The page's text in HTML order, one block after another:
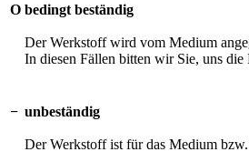
O bedingt beständig
Der Werkstoff wird vom Medium
In diesen Fällen bitten wir Sie, uns die
− unbeständig
Der Werkstoff ist für das Medium